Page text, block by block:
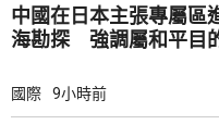
中國在日本主張專屬區
海勘探 強調屬和平目
國際 9小時前